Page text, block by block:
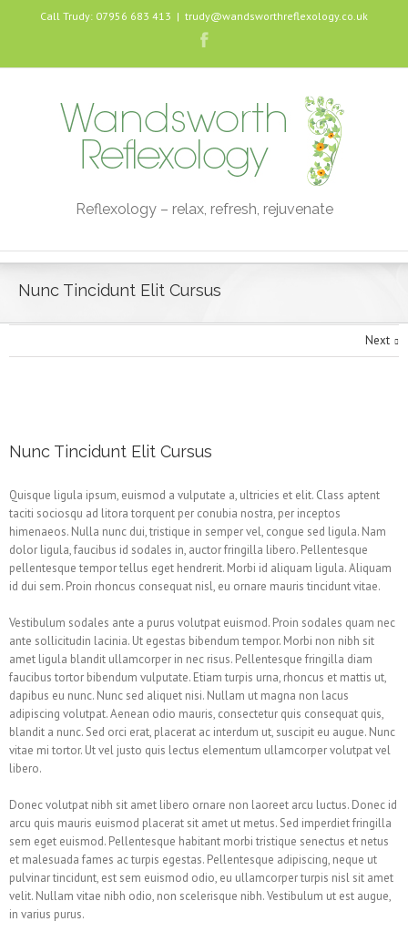
Call Trudy: 07956 683 413 | trudy@wandsworthreflexology.co.uk
Reflexology – relax, refresh, rejuvenate
Nunc Tincidunt Elit Cursus
Next
Nunc Tincidunt Elit Cursus
Quisque ligula ipsum, euismod a vulputate a, ultricies et elit. Class aptent
taciti sociosqu ad litora torquent per conubia nostra, per inceptos
himenaeos. Nulla nunc dui, tristique in semper vel, congue sed ligula. Nam
dolor ligula, faucibus id sodales in, auctor fringilla libero. Pellentesque
pellentesque tempor tellus eget hendrerit. Morbi id aliquam ligula. Aliquam
id dui sem. Proin rhoncus consequat nisl, eu ornare mauris tincidunt vitae.
Vestibulum sodales ante a purus volutpat euismod. Proin sodales quam nec
ante sollicitudin lacinia. Ut egestas bibendum tempor. Morbi non nibh sit
amet ligula blandit ullamcorper in nec risus. Pellentesque fringilla diam
faucibus tortor bibendum vulputate. Etiam turpis urna, rhoncus et mattis ut,
dapibus eu nunc. Nunc sed aliquet nisi. Nullam ut magna non lacus
adipiscing volutpat. Aenean odio mauris, consectetur quis consequat quis,
blandit a nunc. Sed orci erat, placerat ac interdum ut, suscipit eu augue. Nunc
vitae mi tortor. Ut vel justo quis lectus elementum ullamcorper volutpat vel
libero.
Donec volutpat nibh sit amet libero ornare non laoreet arcu luctus. Donec id
arcu quis mauris euismod placerat sit amet ut metus. Sed imperdiet fringilla
sem eget euismod. Pellentesque habitant morbi tristique senectus et netus
et malesuada fames ac turpis egestas. Pellentesque adipiscing, neque ut
pulvinar tincidunt, est sem euismod odio, eu ullamcorper turpis nisl sit amet
velit. Nullam vitae nibh odio, non scelerisque nibh. Vestibulum ut est augue,
in varius purus.